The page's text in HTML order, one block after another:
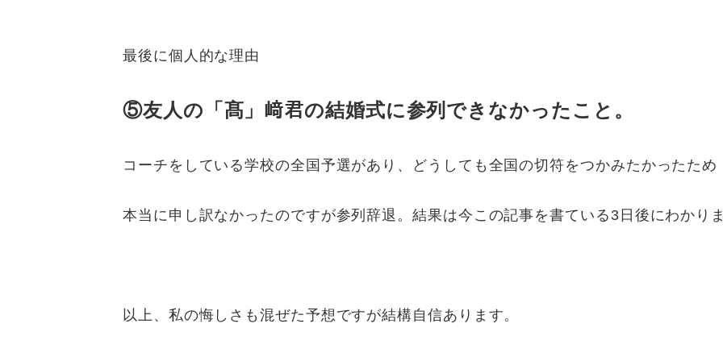
最後に個人的な理由
⑤友人の「髙」﨑君の結婚式に参列できなかったこと。
コーチをしている学校の全国予選があり、どうしても全国の切符をつかみたかったため
本当に申し訳なかったのですが参列辞退。結果は今この記事を書ている3日後にわかり
以上、私の悔しさも混ぜた予想ですが結構自信あります。